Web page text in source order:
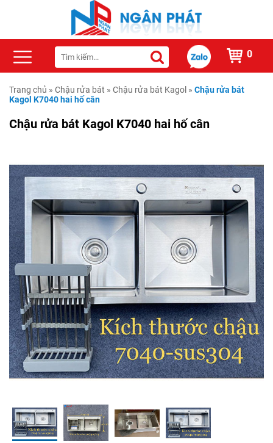
0
Trang chủ » Chậu rửa bát » Chậu rửa bát Kagol » Chậu rửa bát
Kagol K7040 hai hố cân
Chậu rửa bát Kagol K7040 hai hố cân